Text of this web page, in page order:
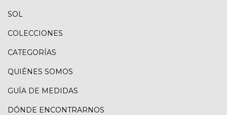
SOL
COLECCIONES
CATEGORÍAS
QUIÉNES SOMOS
GUÍA DE MEDIDAS
DÓNDE ENCONTRARNOS